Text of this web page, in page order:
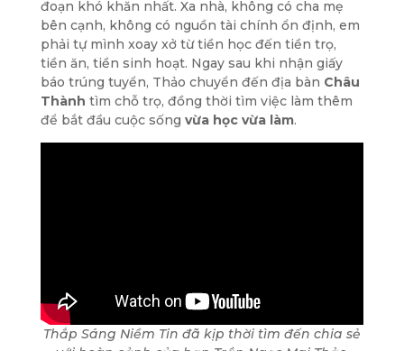
đoạn khó khăn nhất. Xa nhà, không có cha mẹ
bên cạnh, không có nguồn tài chính ổn định, em
phải tự mình xoay xở từ tiền học đến tiền trọ,
tiền ăn, tiền sinh hoạt. Ngay sau khi nhận giấy
báo trúng tuyển, Thảo chuyển đến địa bàn Châu
Thành tìm chỗ trọ, đồng thời tìm việc làm thêm
để bắt đầu cuộc sống vừa học vừa làm.
Thắp Sáng Niềm Tin đã kịp thời tìm đến chia sẻ